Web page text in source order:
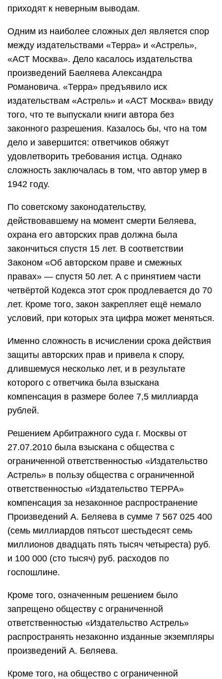
приходят к неверным выводам.
Одним из наиболее сложных дел является спор
между издательствами «Терра» и «Астрель»,
«АСТ Москва». Дело касалось издательства
произведений Баеляева Александра
Романовича. «Терра» предъявило иск
издательствам «Астрель» и «АСТ Москва» ввиду
того, что те выпускали книги автора без
законного разрешения. Казалось бы, что на том
дело и завершится: ответчиков обяжут
удовлетворить требования истца. Однако
сложность заключалась в том, что автор умер в
1942 году.
По советскому законодательству,
действовавшему на момент смерти Беляева,
охрана его авторских прав должна была
закончиться спустя 15 лет. В соответствии
Законом «Об авторском праве и смежных
правах» — спустя 50 лет. А с принятием части
четвёртой Кодекса этот срок продлевается до 70
лет. Кроме того, закон закрепляет ещё немало
условий, при которых эта цифра может меняться.
Именно сложность в исчислении срока действия
защиты авторских прав и привела к спору,
длившемуся несколько лет, и в результате
которого с ответчика была взыскана
компенсация в размере более 7,5 миллиарда
рублей.
Решением Арбитражного суда г. Москвы от
27.07.2010 была взыскана с общества с
ограниченной ответственностью «Издательство
Астрель» в пользу общества с ограниченной
ответственностью «Издательство ТЕРРА»
компенсация за незаконное распространение
Произведений А. Беляева в сумме 7 567 025 400
(семь миллиардов пятьсот шестьдесят семь
миллионов двадцать пять тысяч четыреста) руб.
и 100 000 (сто тысяч) руб. расходов по
госпошлине.
Кроме того, означенным решением было
запрещено обществу с ограниченной
ответственностью «Издательство Астрель»
распространять незаконно изданные экземпляры
произведений А. Беляева.
Кроме того, на общество с ограниченной